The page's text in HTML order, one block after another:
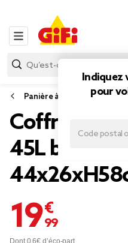
Indiquez
pour
Panière à linge
Coffre à
45L blanc et
19,99 €
Dont 0,6€ d’éco-part